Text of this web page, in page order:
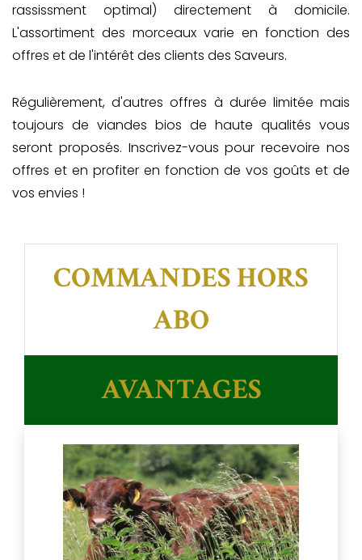
rassissment optimal) directement à domicile.
L'assortiment des morceaux varie en fonction des
offres et de l'intérêt des clients des Saveurs.
Régulièrement, d'autres offres à durée limitée mais
toujours de viandes bios de haute qualités vous
seront proposés. Inscrivez-vous pour recevoire nos
offres et en profiter en fonction de vos goûts et de
vos envies !
COMMANDES HORS
ABO
AVANTAGES